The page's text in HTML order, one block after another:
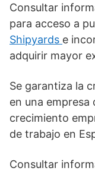
Consultar
para acceso a
Shipyards e
adquirir mayor
Se garantiza la
en una empresa
crecimiento
de trabajo en
Consultar